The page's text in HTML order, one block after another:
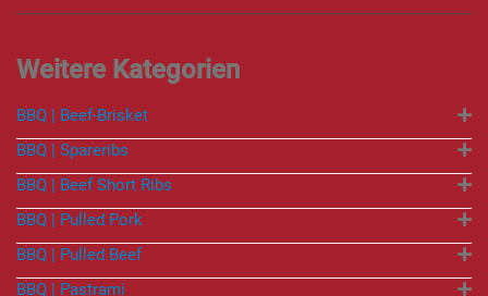
BBQ | Beef-Brisket
BBQ | Spareribs
BBQ | Beef Short Ribs
BBQ | Pulled Pork
BBQ | Pulled Beef
BBQ | Pastrami